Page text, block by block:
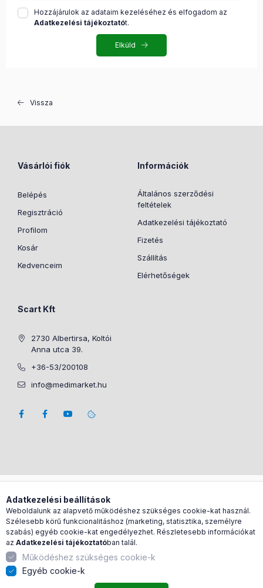
Hozzájárulok az adataim kezeléséhez és elfogadom az
Adatkezelési tájékoztatót.
Elküld
Vissza
Vásárlói fiók
Belépés
Regisztráció
Profilom
Kosár
Kedvenceim
Információk
Általános szerződési
feltételek
Adatkezelési tájékoztató
Fizetés
Szállítás
Elérhetőségek
Scart Kft
2730 Albertirsa, Koltói
Anna utca 39.
+36-53/200108
info@medimarket.hu
Árukereső.hu
Adatkezelési beállítások
Weboldalunk az alapvető működéshez szükséges cookie-kat használ.
Szélesebb körű funkcionalitáshoz (marketing, statisztika, személyre
szabás) egyéb cookie-kat engedélyezhet. Részletesebb információkat
az Adatkezelési tájékoztatóban talál.
Működéshez szükséges cookie-k
Egyéb cookie-k